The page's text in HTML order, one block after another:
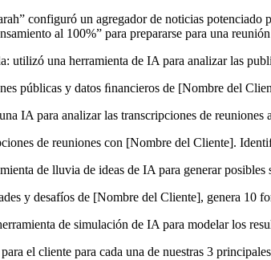
configuró un agregador de noticias potenciado
al 100%” para prepararse para una
utilizó una herramienta de IA para analizar las
públicas y datos ﬁnancieros de [Nombre del
IA para analizar las transcripciones de reuniones
de reuniones con [Nombre del Cliente].
de lluvia de ideas de IA para generar posibles
y desafíos de [Nombre del Cliente], genera 10
de simulación de IA para modelar los
el cliente para cada una de nuestras 3